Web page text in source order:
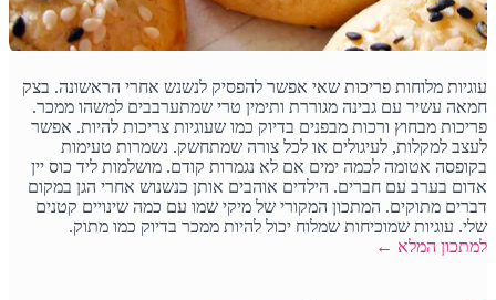
עוגיות מלוחות פריכות שאי אפשר להפסיק לנשנש אחרי הראשונה. בצק
חמאה עשיר עם גבינה מגוררת ותימין טרי שמתערבבים למשהו ממכר.
פריכות מבחוץ ורכות מבפנים בדיוק כמו שעוגיות צריכות להיות. אפשר
לעצב למקלות, לעיגולים או לכל צורה שמתחשק. נשמרות טעימות
בקופסה אטומה לכמה ימים אם לא נגמרות קודם. מושלמות ליד כוס יין
אדום בערב עם חברים. הילדים אוהבים אותן כנשנוש אחרי הגן במקום
דברים מתוקים. המתכון המקורי של מיקי שמו עם כמה שינויים קטנים
שלי. עוגיות שמוכיחות שמלוח יכול להיות ממכר בדיוק כמו מתוק.
למתכון המלא ←